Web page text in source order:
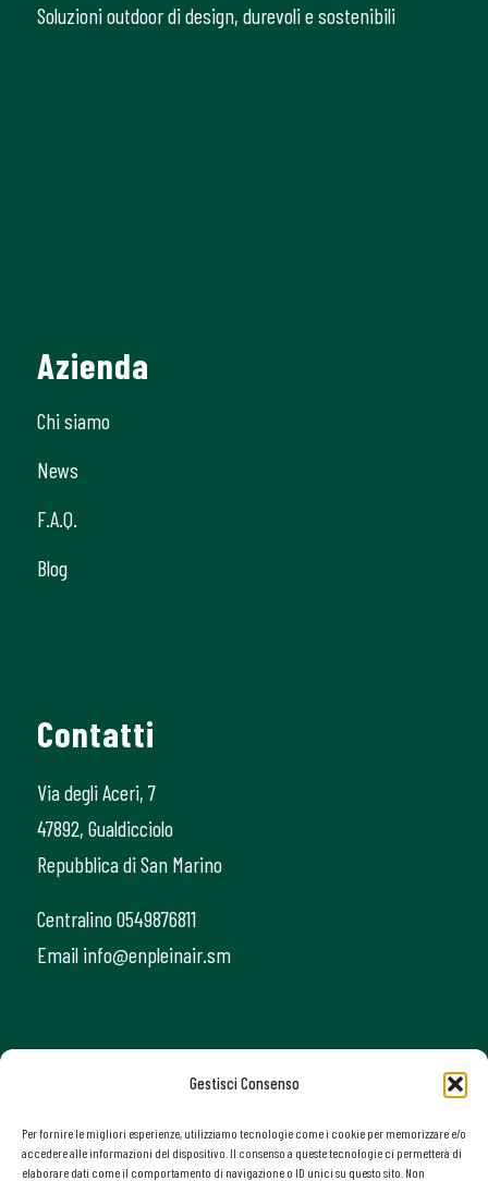
Gestisci Consenso
Per fornire le migliori esperienze, utilizziamo tecnologie come i cookie per memorizzare e/o
accedere alle informazioni del dispositivo. Il consenso a queste tecnologie ci permetterà di
elaborare dati come il comportamento di navigazione o ID unici su questo sito. Non
Soluzioni outdoor di design, durevoli e sostenibili
Azienda
Chi siamo
News
F.A.Q.
Blog
Contatti
Via degli Aceri, 7
47892, Gualdicciolo
Repubblica di San Marino
Centralino 0549876811
Email info@enpleinair.sm